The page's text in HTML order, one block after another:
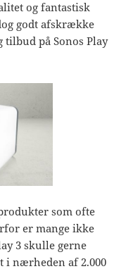
og fantastisk
godt afskrække
på Sonos Play
som ofte
er mange ikke
3 skulle gerne
i nærheden af 2.000